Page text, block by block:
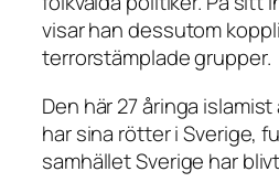
visar han dessutom
terrorstämplade grupper.
Den här 27 åringa
har sina rötter i Sverige,
samhället Sverige har